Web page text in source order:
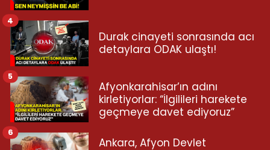
Durak cinayeti sonrasında acı
detaylara ODAK ulaştı!
4
Afyonkarahisar’ın adını
kirletiyorlar: “İlgilileri harekete
geçmeye davet ediyoruz”
5
Ankara, Afyon Devlet
6